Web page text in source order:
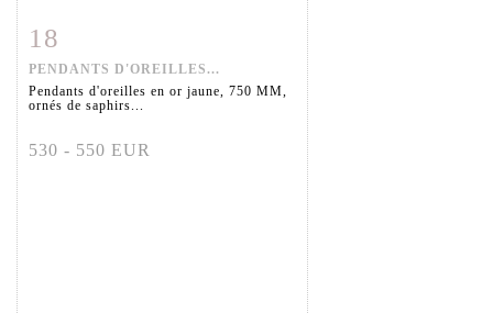
Fiche détaillée
18
PENDANTS D'OREILLES...
Pendants d'oreilles en or jaune, 750 MM,
ornés de saphirs...
530 - 550 EUR